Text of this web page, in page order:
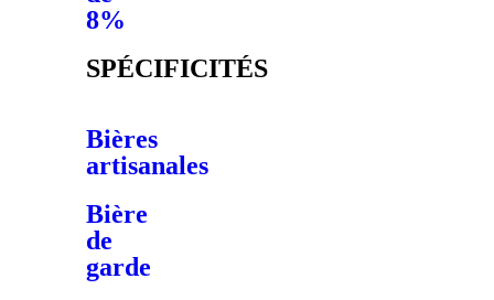
8%
SPÉCIFICITÉS
Bières
artisanales
Bière
de
garde